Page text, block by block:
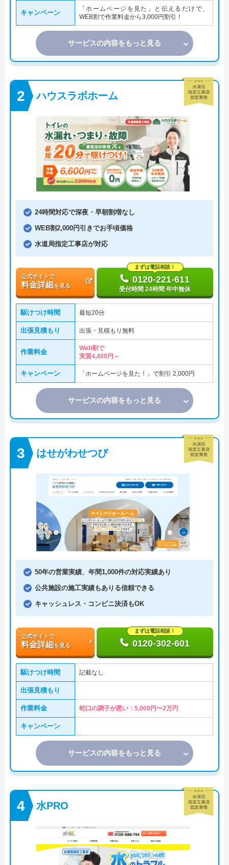
キャンペーン
「ホームページを見た」と伝えるだけで、
WEB割で作業料金から3,000円割引！
サービスの内容をもっと見る
ハウスラボホーム
24時間対応で深夜・早朝割増なし
WEB割2,000円引きでお手頃価格
水道局指定工事店が対応
公式サイトで
料金詳細 を見る
まずは電話相談！
0120-221-611
受付時間 24時間 年中無休
駆けつけ時間 最短20分
出張見積もり 出張・見積もり無料
作業料金
Web割で
実質4,400円～
キャンペーン 「ホームページを見た！」で割引 2,000円
サービスの内容をもっと見る
はせがわせつび
50年の営業実績、年間1,000件の対応実績あり
公共施設の施工実績もありる信頼できる
キャッシュレス・コンビニ決済もOK
公式サイトで
料金詳細 を見る
まずは電話相談！
0120-302-601
駆けつけ時間 記載なし
出張見積もり
作業料金 蛇口の調子が悪い：5,000円〜2万円
キャンペーン
サービスの内容をもっと見る
水PRO